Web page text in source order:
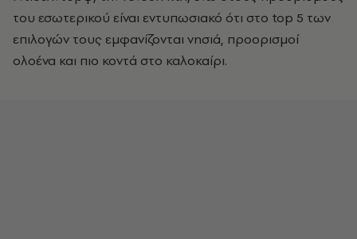
του εσωτερικού είναι εντυπωσιακό ότι στο top 5 των
επιλογών τους εμφανίζονται νησιά, προορισμοί
ολοένα και πιο κοντά στο καλοκαίρι.